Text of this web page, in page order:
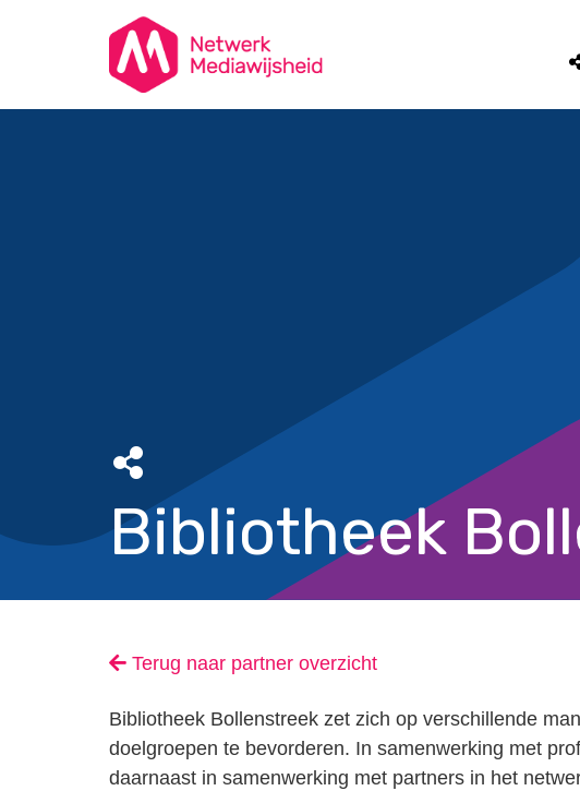
Bibliotheek
Terug naar partner overzicht
Bibliotheek Bollenstreek zet zich op verschillende
doelgroepen te bevorderen. In samenwerking met
daarnaast in samenwerking met partners in het